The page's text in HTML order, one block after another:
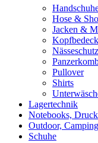
Hose &
Jacken &
Nässeschutz
Pullover
Shirts
Lagertechnik
Notebooks,
Outdoor, Camping
Schuhe